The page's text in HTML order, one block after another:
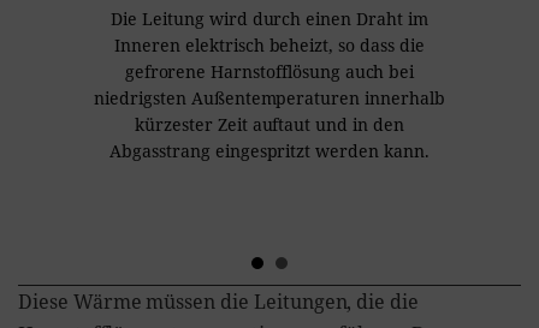
Die Leitung wird durch einen Draht im
Inneren elektrisch beheizt, so dass die
gefrorene Harnstofflösung auch bei
niedrigsten Außentemperaturen innerhalb
kürzester Zeit auftaut und in den
Abgasstrang eingespritzt werden kann.
Diese Wärme müssen die Leitungen, die die